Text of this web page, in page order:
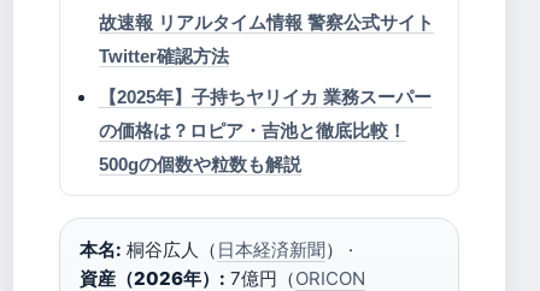
故速報 リアルタイム情報 警察公式サイト
Twitter確認方法
【2025年】子持ちヤリイカ 業務スーパー
の価格は？ロピア・吉池と徹底比較！
500gの個数や粒数も解説
本名: 桐谷広人（ 日本経済新聞） ·
資産（2026年）: 7億円（ORICON